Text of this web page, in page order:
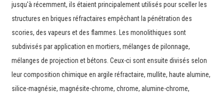
jusqu'à récemment, ils étaient principalement utilisés pour sceller les
structures en briques réfractaires empêchant la pénétration des
scories, des vapeurs et des flammes. Les monolithiques sont
subdivisés par application en mortiers, mélanges de pilonnage,
mélanges de projection et bétons. Ceux-ci sont ensuite divisés selon
leur composition chimique en argile réfractaire, mullite, haute alumine,
silice-magnésie, magnésite-chrome, chrome, alumine-chrome,